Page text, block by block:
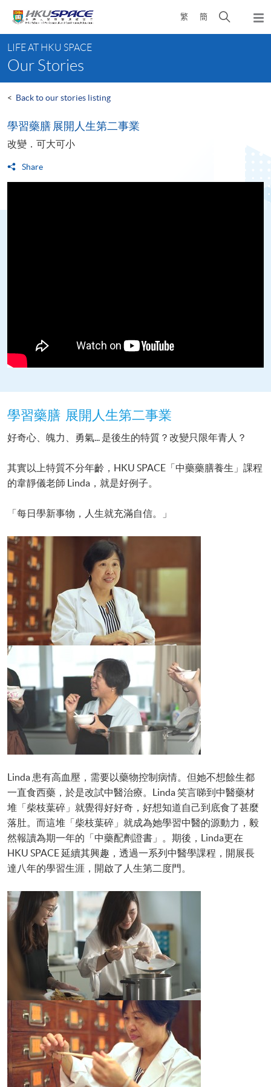
content
繁 簡
Open
search
content
start
LIFE AT HKU SPACE
Our Stories
< Back to our stories listing
學習藥膳 展開人生第二事業
改變．可大可小
Share
學習藥膳 展開人生第二事業
好奇心、魄力、勇氣... 是後生的特質？改變只限年青人？
其實以上特質不分年齡，HKU SPACE「中藥藥膳養生」課程
的韋靜儀老師 Linda，就是好例子。
「每日學新事物，人生就充滿自信。」
Linda 患有高血壓，需要以藥物控制病情。但她不想餘生都
一直食西藥，於是改試中醫治療。Linda 笑言睇到中醫藥材
堆「柴枝葉碎」就覺得好好奇，好想知道自己到底食了甚麼
落肚。而這堆「柴枝葉碎」就成為她學習中醫的源動力，毅
然報讀為期一年的「中藥配劑證書」。期後，Linda更在
HKU SPACE 延續其興趣，透過一系列中醫學課程，開展長
達八年的學習生涯，開啟了人生第二度門。